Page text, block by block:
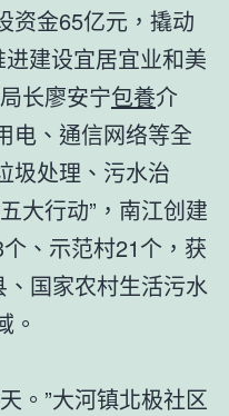
资金65亿元，撬动
建设宜居宜业和美
长廖安宁包養介
电、通信网络等全
圾处理、污水治
大行动”，南江创建
、示范村21个，获
、国家农村生活污水
。
。”大河镇北极社区